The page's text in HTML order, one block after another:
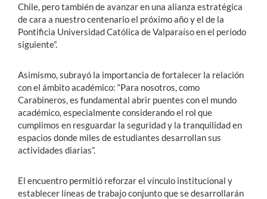
Chile, pero también de avanzar en una alianza estratégica
de cara a nuestro centenario el próximo año y el de la
Pontificia Universidad Católica de Valparaíso en el período
siguiente”.
Asimismo, subrayó la importancia de fortalecer la relación
con el ámbito académico: “Para nosotros, como
Carabineros, es fundamental abrir puentes con el mundo
académico, especialmente considerando el rol que
cumplimos en resguardar la seguridad y la tranquilidad en
espacios donde miles de estudiantes desarrollan sus
actividades diarias”.
El encuentro permitió reforzar el vínculo institucional y
establecer líneas de trabajo conjunto que se desarrollarán